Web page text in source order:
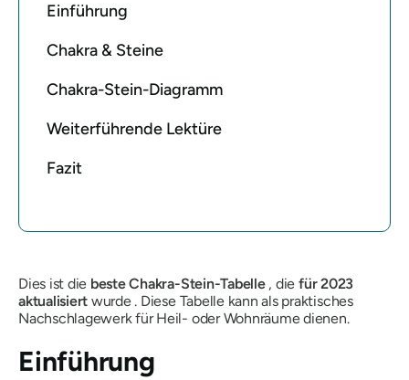
Einführung
Chakra & Steine
Chakra-Stein-Diagramm
Weiterführende Lektüre
Fazit
Dies ist die beste Chakra-Stein-Tabelle , die für 2023
aktualisiert wurde . Diese Tabelle kann als praktisches
Nachschlagewerk für Heil- oder Wohnräume dienen.
Einführung